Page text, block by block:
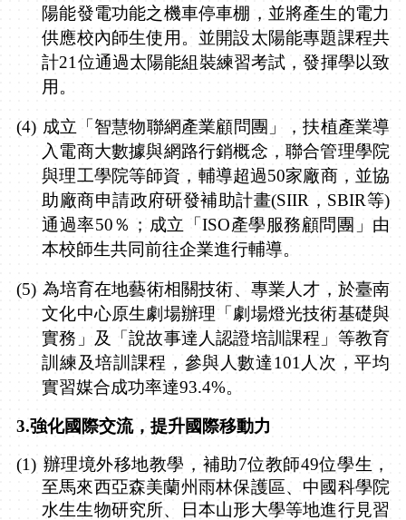
陽能發電功能之機車停車棚，並將產生的電力
供應校內師生使用。並開設太陽能專題課程共
計21位通過太陽能組裝練習考試，發揮學以致
用。
(4) 成立「智慧物聯網產業顧問團」，扶植產業導
入電商大數據與網路行銷概念，聯合管理學院
與理工學院等師資，輔導超過50家廠商，並協
助廠商申請政府研發補助計畫(SIIR ， SBIR等)
通過率50％；成立「ISO產學服務顧問團」由
本校師生共同前往企業進行輔導。
(5) 為培育在地藝術相關技術、專業人才，於臺南
文化中心原生劇場辦理「劇場燈光技術基礎與
實務」及「說故事達人認證培訓課程」等教育
訓練及培訓課程，參與人數達101 人次，平均
實習媒合成功率達93.4%。
3.強化國際交流，提升國際移動力
(1) 辦理境外移地教學，補助7位教師49位學生，
至馬來西亞森美蘭州雨林保護區、中國科學院
水生生物研究所、日本山形大學等地進行見習